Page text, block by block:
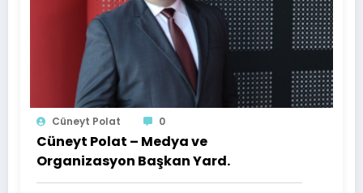
Cüneyt Polat 0
Cüneyt Polat – Medya ve
Organizasyon Başkan Yard.